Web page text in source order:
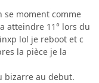
se moment comme
atteindre 11° lors du
lol je reboot et c
la pièce je la
bizarre au debut.